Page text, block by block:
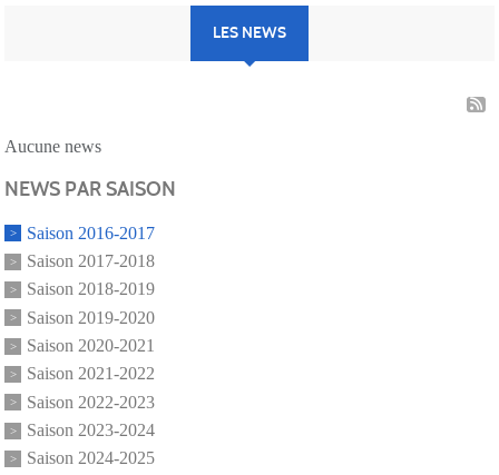
LES NEWS
Aucune news
NEWS PAR SAISON
Saison 2016-2017
Saison 2017-2018
Saison 2018-2019
Saison 2019-2020
Saison 2020-2021
Saison 2021-2022
Saison 2022-2023
Saison 2023-2024
Saison 2024-2025